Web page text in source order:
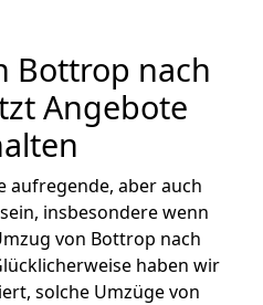
Bottrop nach
Angebote
aufregende, aber auch
sein, insbesondere wenn
von Bottrop nach
haben wir
solche Umzüge von